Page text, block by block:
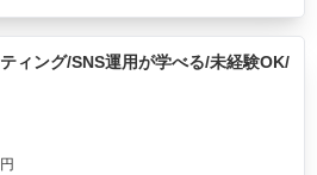
ィング/SNS運用が学べる/未経験OK/